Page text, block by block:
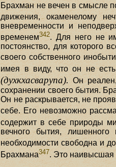
Брахман не вечен в смысле
движения, окаменелому
вневременности и
временем342. Для него не
постоянство, для которого
своего собственного
имея в виду, что он не
(духкхасварупа). Он
сохранении своего бытия.
Он не раскрывается, не
себе. Его невозможно
содержит в себе природы
вечного бытия, лишенного
необходимости свободна и
Брахмана347. Это наивысшая